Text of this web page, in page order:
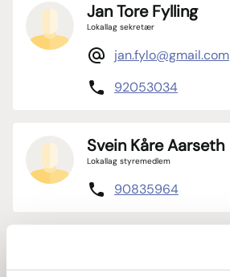
Jan Tore Fylling
Lokallag sekretær
jan.fylo@gmail.com
92053034
Svein Kåre Aarseth
Lokallag styremedlem
90835964